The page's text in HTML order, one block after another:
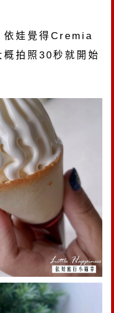
依娃覺得Cremia
拍照30秒就開始